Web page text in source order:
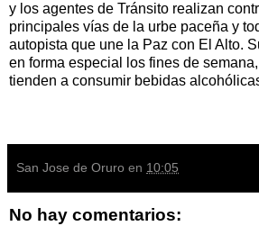
y los agentes de Tránsito realizan
principales vías de la urbe paceña y
autopista que une la Paz con El Alto.
en forma especial los fines de
tienden a consumir bebidas
San Jose de Oruro en 10:05
No hay comentarios: